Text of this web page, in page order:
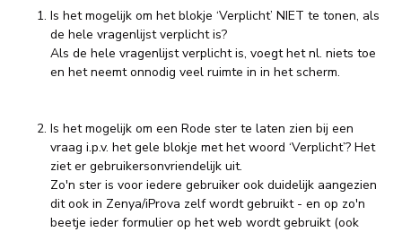
Is het mogelijk om het blokje ‘Verplicht’ NIET te tonen, als
de hele vragenlijst verplicht is?
Als de hele vragenlijst verplicht is, voegt het nl. niets toe
en het neemt onnodig veel ruimte in in het scherm.
Is het mogelijk om een Rode ster te laten zien bij een
vraag i.p.v. het gele blokje met het woord ‘Verplicht’? Het
ziet er gebruikersonvriendelijk uit.
Zo'n ster is voor iedere gebruiker ook duidelijk aangezien
dit ook in Zenya/iProva zelf wordt gebruikt - en op zo'n
beetje ieder formulier op het web wordt gebruikt (ook